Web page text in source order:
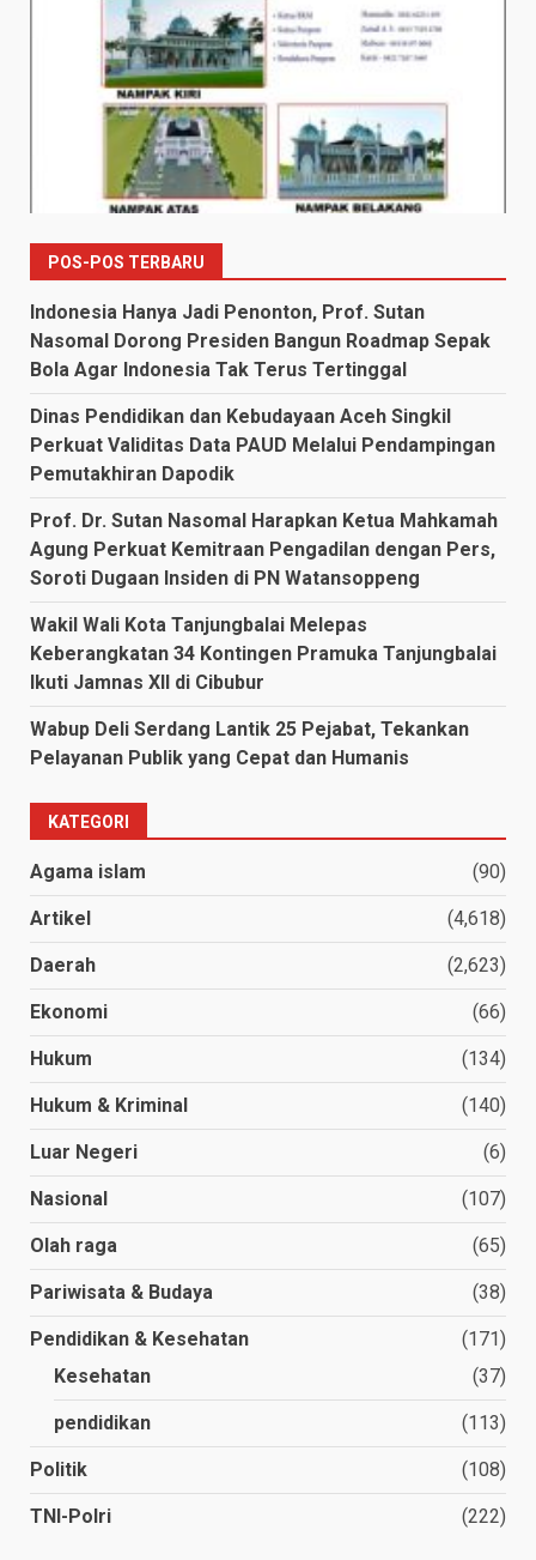
POS-POS TERBARU
Indonesia Hanya Jadi Penonton, Prof. Sutan
Nasomal Dorong Presiden Bangun Roadmap Sepak
Bola Agar Indonesia Tak Terus Tertinggal
Dinas Pendidikan dan Kebudayaan Aceh Singkil
Perkuat Validitas Data PAUD Melalui Pendampingan
Pemutakhiran Dapodik
Prof. Dr. Sutan Nasomal Harapkan Ketua Mahkamah
Agung Perkuat Kemitraan Pengadilan dengan Pers,
Soroti Dugaan Insiden di PN Watansoppeng
Wakil Wali Kota Tanjungbalai Melepas
Keberangkatan 34 Kontingen Pramuka Tanjungbalai
Ikuti Jamnas XII di Cibubur
Wabup Deli Serdang Lantik 25 Pejabat, Tekankan
Pelayanan Publik yang Cepat dan Humanis
KATEGORI
Agama islam (90)
Artikel (4,618)
Daerah (2,623)
Ekonomi (66)
Hukum (134)
Hukum & Kriminal (140)
Luar Negeri (6)
Nasional (107)
Olah raga (65)
Pariwisata & Budaya (38)
Pendidikan & Kesehatan
(171)
Kesehatan
(37)
pendidikan (113)
Politik (108)
TNI-Polri (222)